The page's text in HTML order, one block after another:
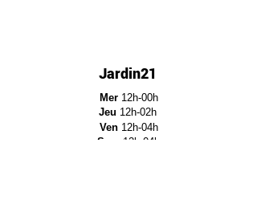
Jardin21
Mer12h-00h
Jeu 12h-02h
Ven 12h-04h
Sam 12h-04h